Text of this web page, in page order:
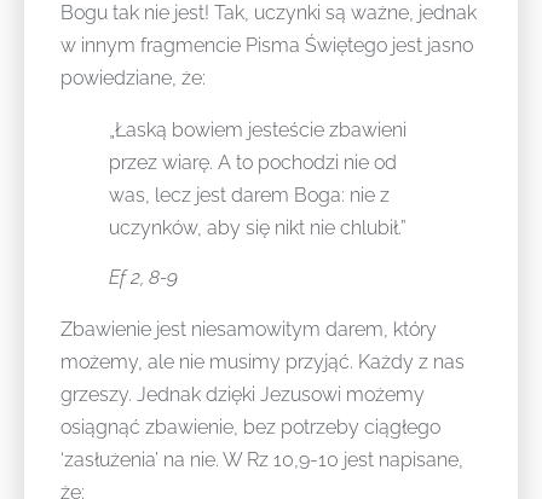
Bogu tak nie jest! Tak, uczynki są ważne, jednak
w innym fragmencie Pisma Świętego jest jasno
powiedziane, że:
„Łaską bowiem jesteście zbawieni
przez wiarę. A to pochodzi nie od
was, lecz jest darem Boga: nie z
uczynków, aby się nikt nie chlubił.”
Ef 2, 8-9
Zbawienie jest niesamowitym darem, który
możemy, ale nie musimy przyjąć. Każdy z nas
grzeszy. Jednak dzięki Jezusowi możemy
osiągnąć zbawienie, bez potrzeby ciągłego
‘zasłużenia’ na nie. W Rz 10,9-10 jest napisane,
że: